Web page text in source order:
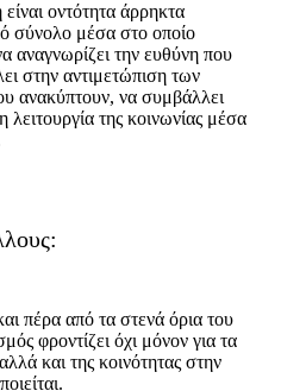
οντότητα άρρηκτα
σύνολο μέσα στο οποίο
αναγνωρίζει την ευθύνη που
στην αντιμετώπιση των
ανακύπτουν, να συμβάλλει
της κοινωνίας μέσα
πέρα από τα στενά όρια του
φροντίζει όχι μόνον για τα
και της κοινότητας στην